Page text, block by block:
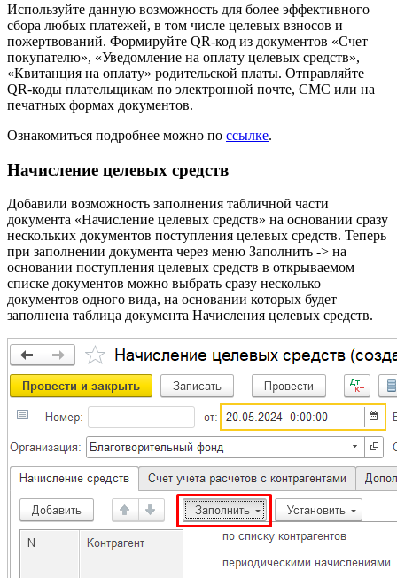
Используйте данную возможность для более эффективного
сбора любых платежей, в том числе целевых взносов и
пожертвований. Формируйте QR-код из документов «Счет
покупателю», «Уведомление на оплату целевых средств»,
«Квитанция на оплату» родительской платы. Отправляйте
QR-коды плательщикам по электронной почте, СМС или на
печатных формах документов.
Ознакомиться подробнее можно по ссылке.
Начисление целевых средств
Добавили возможность заполнения табличной части
документа «Начисление целевых средств» на основании сразу
нескольких документов поступления целевых средств. Теперь
при заполнении документа через меню Заполнить -> на
основании поступления целевых средств в открываемом
списке документов можно выбрать сразу несколько
документов одного вида, на основании которых будет
заполнена таблица документа Начисления целевых средств.